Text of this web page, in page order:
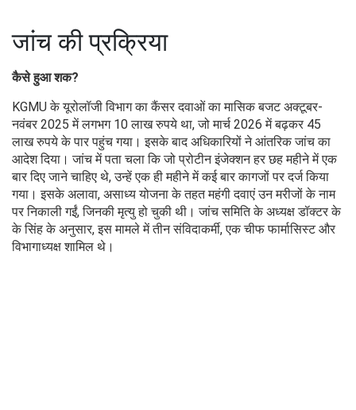
जांच की प्रक्रिया
कैसे हुआ शक?
KGMU के यूरोलॉजी विभाग का कैंसर दवाओं का मासिक बजट अक्टूबर-
नवंबर 2025 में लगभग 10 लाख रुपये था, जो मार्च 2026 में बढ़कर 45
लाख रुपये के पार पहुंच गया। इसके बाद अधिकारियों ने आंतरिक जांच का
आदेश दिया। जांच में पता चला कि जो प्रोटीन इंजेक्शन हर छह महीने में एक
बार दिए जाने चाहिए थे, उन्हें एक ही महीने में कई बार कागजों पर दर्ज किया
गया। इसके अलावा, असाध्य योजना के तहत महंगी दवाएं उन मरीजों के नाम
पर निकाली गईं, जिनकी मृत्यु हो चुकी थी। जांच समिति के अध्यक्ष डॉक्टर के
के सिंह के अनुसार, इस मामले में तीन संविदाकर्मी, एक चीफ फार्मासिस्ट और
विभागाध्यक्ष शामिल थे।